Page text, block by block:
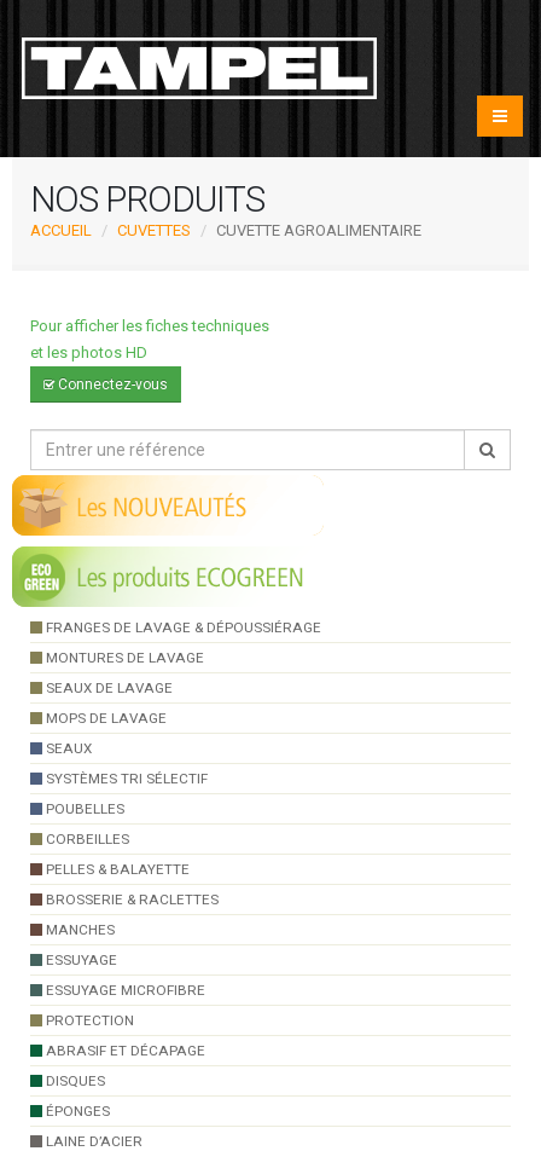
NOS PRODUITS
ACCUEIL CUVETTES CUVETTE AGROALIMENTAIRE
Pour afficher les fiches techniques
et les photos HD
Connectez-vous
FRANGES DE LAVAGE & DÉPOUSSIÉRAGE
MONTURES DE LAVAGE
SEAUX DE LAVAGE
MOPS DE LAVAGE
SEAUX
SYSTÈMES TRI SÉLECTIF
POUBELLES
CORBEILLES
PELLES & BALAYETTE
BROSSERIE & RACLETTES
MANCHES
ESSUYAGE
ESSUYAGE MICROFIBRE
PROTECTION
ABRASIF ET DÉCAPAGE
DISQUES
ÉPONGES
LAINE D’ACIER